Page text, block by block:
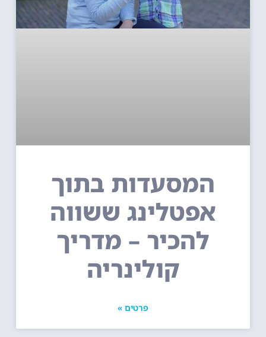
המסעדות בתוך
אפטלינג ששווה
להכיר – מדריך
קולינריה
פרטים »